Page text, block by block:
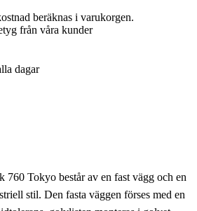
beräknas i varukorgen.
från våra kunder
dagar
Tokyo består av en fast vägg och en
stil. Den fasta väggen förses med en